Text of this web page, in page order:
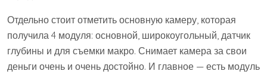
Отдельно стоит отметить основную камеру, которая
получила 4 модуля: основной, широкоугольный, датчик
глубины и для съемки макро. Снимает камера за свои
деньги очень и очень достойно. И главное — есть модуль